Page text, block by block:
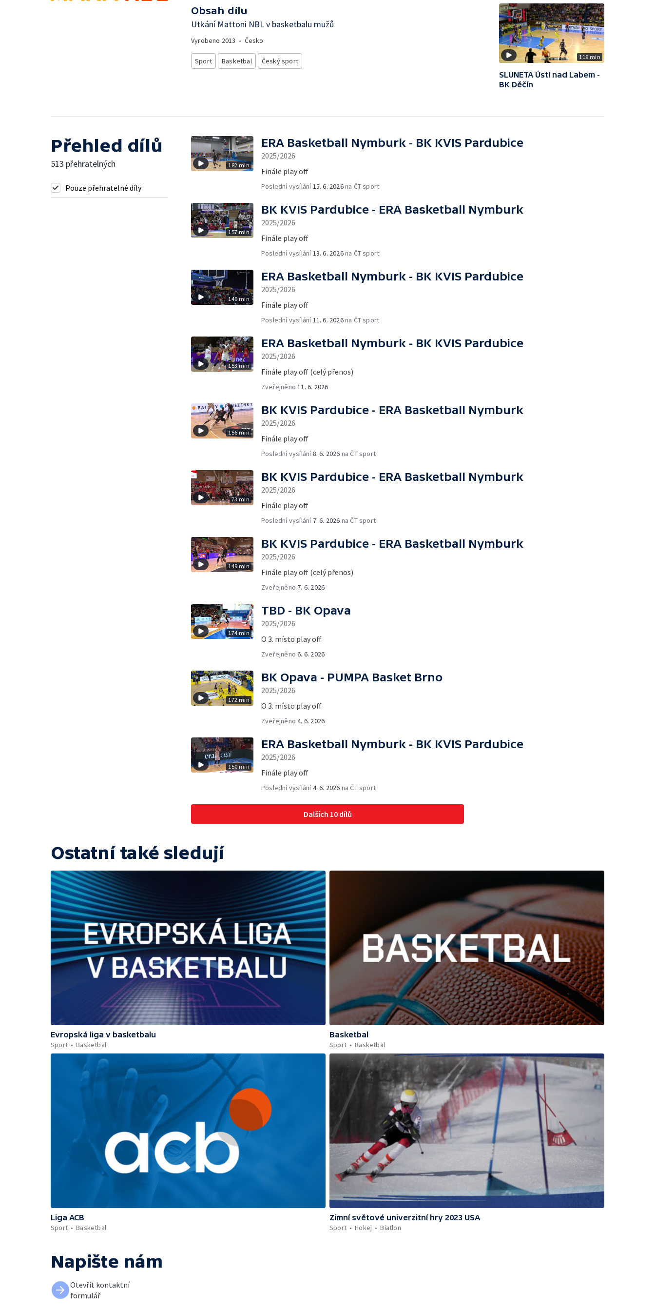
Obsah dílu
Utkání Mattoni NBL v basketbalu mužů
Vyrobeno 2013 • Česko
Sport Basketbal Český sport 119 min
SLUNETA Ústí nad Labem -
BK Děčín
Přehled dílů
513 přehratelných
Pouze přehratelné díly
182 min
ERA Basketball Nymburk - BK KVIS Pardubice
2025/2026
Finále play off
Poslední vysílání 15. 6. 2026na ČT sport
157 min
BK KVIS Pardubice - ERA Basketball Nymburk
2025/2026
Finále play off
Poslední vysílání 13. 6. 2026na ČT sport
149 min
ERA Basketball Nymburk - BK KVIS Pardubice
2025/2026
Finále play off
Poslední vysílání 11. 6. 2026na ČT sport
153 min
ERA Basketball Nymburk - BK KVIS Pardubice
2025/2026
Finále play off (celý přenos)
Zveřejněno 11. 6. 2026
156 min
BK KVIS Pardubice - ERA Basketball Nymburk
2025/2026
Finále play off
Poslední vysílání8. 6. 2026 na ČT sport
73 min
BK KVIS Pardubice - ERA Basketball Nymburk
2025/2026
Finále play off
Poslední vysílání 7. 6. 2026 na ČT sport
149 min
BK KVIS Pardubice - ERA Basketball Nymburk
2025/2026
Finále play off (celý přenos)
Zveřejněno 7. 6. 2026
174 min
TBD - BK Opava
2025/2026
O 3. místo play off
Zveřejněno6. 6. 2026
172 min
BK Opava - PUMPA Basket Brno
2025/2026
O 3. místo play off
Zveřejněno4. 6. 2026
150 min
ERA Basketball Nymburk - BK KVIS Pardubice
2025/2026
Finále play off
Poslední vysílání4. 6. 2026 na ČT sport
Dalších 10 dílů
Ostatní také sledují
Evropská liga v basketbalu
Sport
Basketbal
Basketbal
Sport
Basketbal
Liga ACB
Sport
Basketbal
Zimní světové univerzitní hry 2023 USA
Sport
Hokej Biatlon
Napište nám
Otevřít kontaktní
formulář